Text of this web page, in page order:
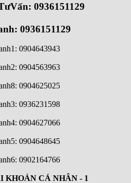
0936151129
0936151129
0904643943
0904563963
0904625025
0936231598
0904627066
0904648645
0902164766
KHOẢN CÁ NHÂN - 1